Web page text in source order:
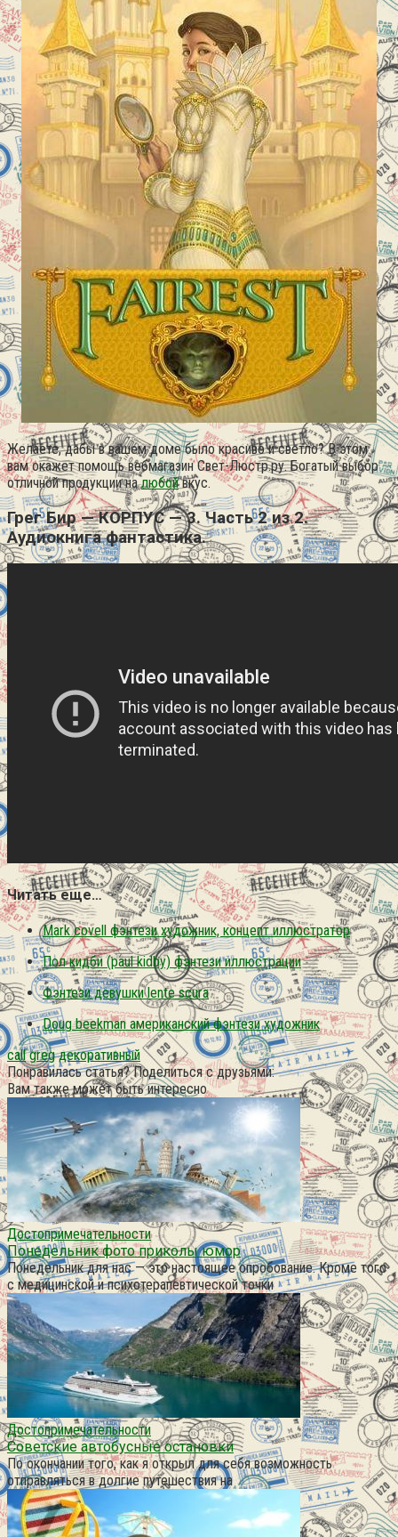
Желаете, дабы в вашем доме было красиво и светло? В этом
вам окажет помощь вебмагазин Свет-Люстр.ру. Богатый выбор
отличной продукции налюбойвкус.
Грег Бир — КОРПУС — 3. Часть 2 из 2.
Аудиокнига фантастика.
Читать еще…
Mark covell фэнтези художник, концепт иллюстратор
Пол кидби (paul kidby) фэнтези иллюстрации
Фэнтези девушки lente scura
Doug beekman американский фэнтези художник
call greg декоративный
Понравилась статья? Поделиться с друзьями:
Вам также может быть интересно
Достопримечательности
Понедельник фото приколы юмор
Понедельник для нас — это настоящее опробование. Кроме того
с медицинской и психотерапевтической точки
Достопримечательности
Советские автобусные остановки
По окончании того, как я открыл для себя возможность
отправляться в долгие путешествия на